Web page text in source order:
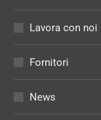
Lavora con noi
Fornitori
News